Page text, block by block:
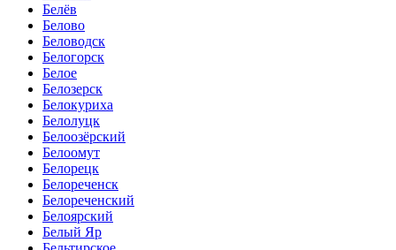
Белёв
Белово
Беловодск
Белогорск
Белое
Белозерск
Белокуриха
Белолуцк
Белоозёрский
Белоомут
Белорецк
Белореченск
Белореченский
Белоярский
Белый Яр